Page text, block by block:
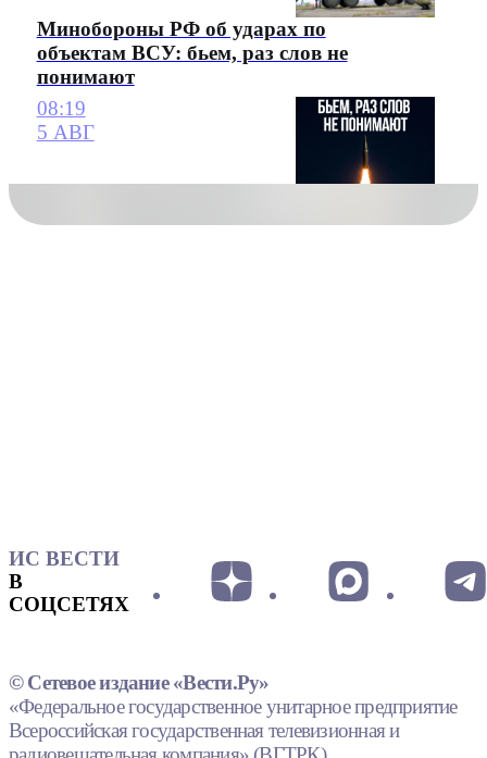
Минобороны РФ об ударах по
объектам ВСУ: бьем, раз слов не
понимают
08:19
5 АВГ
ИС ВЕСТИ
В
СОЦСЕТЯХ
© Сетевое издание «Вести.Ру»
«Федеральное государственное унитарное предприятие
Всероссийская государственная телевизионная и